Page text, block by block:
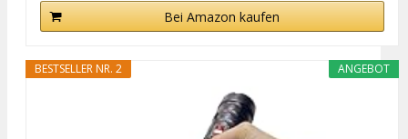
Bei Amazon kaufen
ANGEBOT
BESTSELLER NR. 2